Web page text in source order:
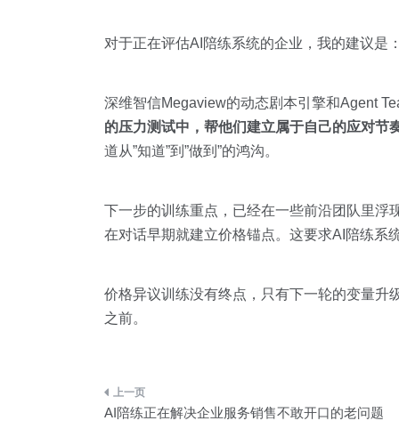
对于正在评估AI陪练系统的企业，我的建议是
深维智信Megaview的动态剧本引擎和Agent
的压力测试中，帮他们建立属于自己的应对节
道从”知道”到”做到”的鸿沟。
下一步的训练重点，已经在一些前沿团队里浮
在对话早期就建立价格锚点。这要求AI陪练系
价格异议训练没有终点，只有下一轮的变量升
之前。
文
AI陪练正在解决企业服务销售不敢开口的老问题